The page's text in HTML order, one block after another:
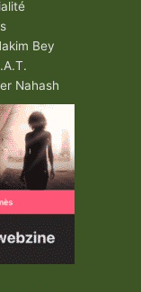
Bey
Nahash